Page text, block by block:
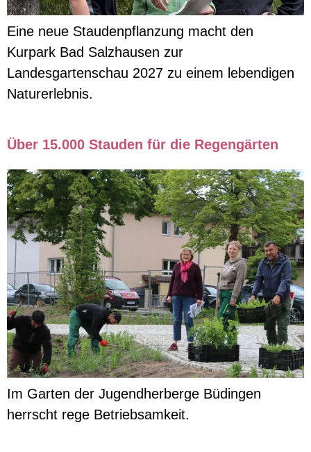
Eine neue Staudenpflanzung macht den
Kurpark Bad Salzhausen zur
Landesgartenschau 2027 zu einem lebendigen
Naturerlebnis.
Über 15.000 Stauden für die Regengärten
Im Garten der Jugendherberge Büdingen
herrscht rege Betriebsamkeit.